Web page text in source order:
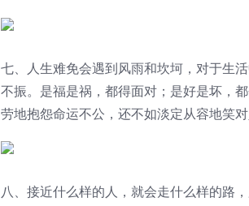
七、人生难免会遇到风雨和坎坷，对于生
不振。是福是祸，都得面对；是好是坏，
劳地抱怨命运不公，还不如淡定从容地笑
八、接近什么样的人，就会走什么样的路